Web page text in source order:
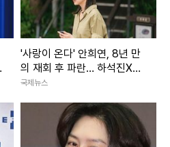
'사랑이 온다' 안희연, 8년 만
의 재회 후 파란… 하석진X윤
하빈 독대
국제뉴스